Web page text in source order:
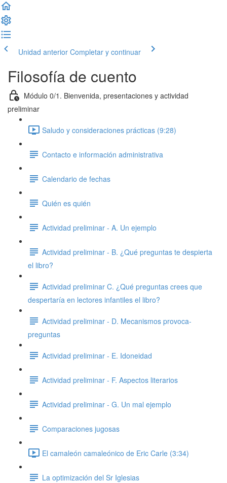
Unidad anterior Completar y continuar
Filosofía de cuento
Módulo 0/1. Bienvenida, presentaciones y actividad
preliminar
Saludo y consideraciones prácticas (9:28)
Contacto e información administrativa
Calendario de fechas
Quién es quién
Actividad preliminar - A. Un ejemplo
Actividad preliminar - B. ¿Qué preguntas te despierta
el libro?
Actividad preliminar C. ¿Qué preguntas crees que
despertaría en lectores infantiles el libro?
Actividad preliminar - D. Mecanismos provoca-
preguntas
Actividad preliminar - E. Idoneidad
Actividad preliminar - F. Aspectos literarios
Actividad preliminar - G. Un mal ejemplo
Comparaciones jugosas
El camaleón camaleónico de Eric Carle (3:34)
La optimización del Sr Iglesias